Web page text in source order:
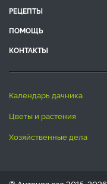
РЕЦЕПТЫ
ПОМОЩЬ
КОНТАКТЫ
календарь дачника
цветы и растения
хозяйственные дела